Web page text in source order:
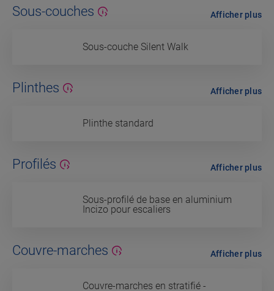
Sous-couches
Sous-couche Silent Walk
Afficher plus
Plinthes
Plinthe standard
Afficher plus
Profilés
Sous-profilé de base en aluminium
Incizo pour escaliers
Afficher plus
Couvre-marches
Couvre-marches en stratifié -
Afficher plus